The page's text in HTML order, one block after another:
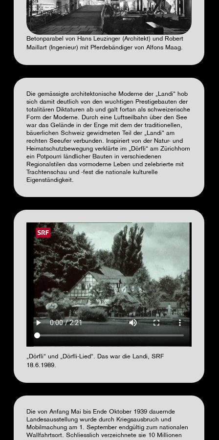
Betonparabel von Hans Leuzinger (Architekt) und Robert
Maillart (Ingenieur) mit Pferdebändiger von Alfons Maag.
Die gemässigte architektonische Moderne der „Landi“ hob
sich damit deutlich von den wuchtigen Prestigebauten der
totalitären Diktaturen ab und galt fortan als schweizerische
Form der Moderne. Durch eine Luftseilbahn über den See
war das Gelände in der Enge mit dem der traditionellen,
bäuerlichen Schweiz gewidmeten Teil der „Landi“ am
rechten Seeufer verbunden. Inspiriert von der Natur- und
Heimatschutzbewegung verklärte im „Dörfli“ am Zürichhorn
ein Potpourri ländlicher Bauten in verschiedenen
Regionalstilen das vormoderne Leben und zelebrierte mit
Trachtenschau und -fest die nationale kulturelle
Eigenständigkeit.
Video
„Dörfli“ und „Dörfli-Lied“. Das war die Landi, SRF
18.6.1989.
Die von Anfang Mai bis Ende Oktober 1939 dauernde
Landesausstellung wurde durch Kriegsausbruch und
Mobilmachung am 1. September endgültig zum nationalen
Wallfahrtsort. Schliesslich verzeichnete sie 10 Millionen